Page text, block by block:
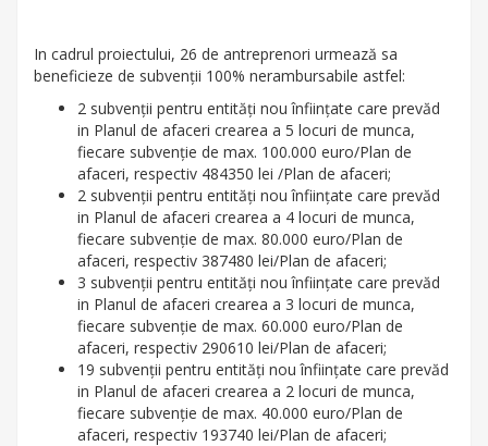
In cadrul proiectului, 26 de antreprenori urmează sa
beneficieze de subvenții 100% nerambursabile astfel:
2 subvenții pentru entități nou înființate care prevăd
in Planul de afaceri crearea a 5 locuri de munca,
fiecare subvenție de max. 100.000 euro/Plan de
afaceri, respectiv 484350 lei /Plan de afaceri;
2 subvenții pentru entități nou înființate care prevăd
in Planul de afaceri crearea a 4 locuri de munca,
fiecare subvenție de max. 80.000 euro/Plan de
afaceri, respectiv 387480 lei/Plan de afaceri;
3 subvenții pentru entități nou înființate care prevăd
in Planul de afaceri crearea a 3 locuri de munca,
fiecare subvenție de max. 60.000 euro/Plan de
afaceri, respectiv 290610 lei/Plan de afaceri;
19 subvenții pentru entități nou înființate care prevăd
in Planul de afaceri crearea a 2 locuri de munca,
fiecare subvenție de max. 40.000 euro/Plan de
afaceri, respectiv 193740 lei/Plan de afaceri;